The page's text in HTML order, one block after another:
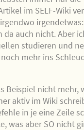
im SELF-Wiki
da auch nicht. Aber
studieren und
mehr ins
Beispiel nicht mehr,
aktiv im Wiki
in je eine Zeile
was aber SO nicht